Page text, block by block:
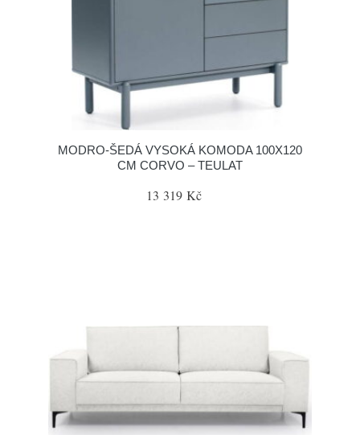
MODRO-ŠEDÁ VYSOKÁ KOMODA 100X120
CM CORVO – TEULAT
13 319 Kč